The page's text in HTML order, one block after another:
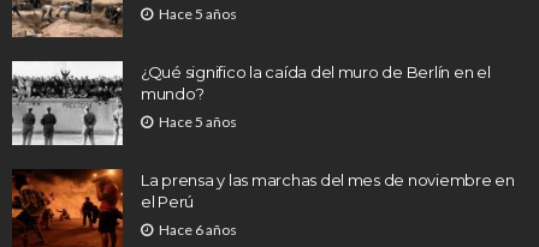
Hace 5 años
¿Qué significo la caída del muro de Berlín en el
mundo?
Hace 5 años
La prensa y las marchas del mes de noviembre en
el Perú
Hace 6 años